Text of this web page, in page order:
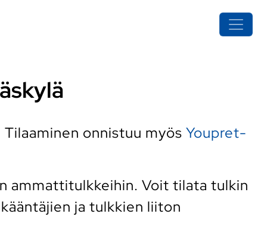
Tilaaminen onnistuu myös Youpret-
ammattitulkkeihin. Voit tilata tulkin
ja tulkkien liiton